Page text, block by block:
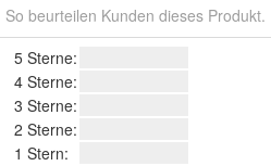
So beurteilen Kunden dieses Produkt.
5 Sterne:
4 Sterne:
3 Sterne:
2 Sterne:
1 Stern: